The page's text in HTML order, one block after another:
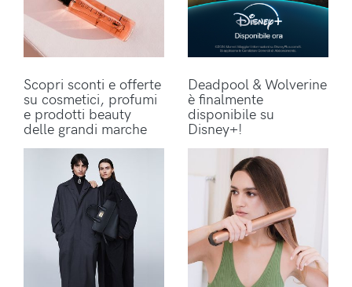
Scopri sconti e offerte
su cosmetici, profumi
e prodotti beauty
delle grandi marche
Deadpool & Wolverine
è finalmente
disponibile su
Disney+!